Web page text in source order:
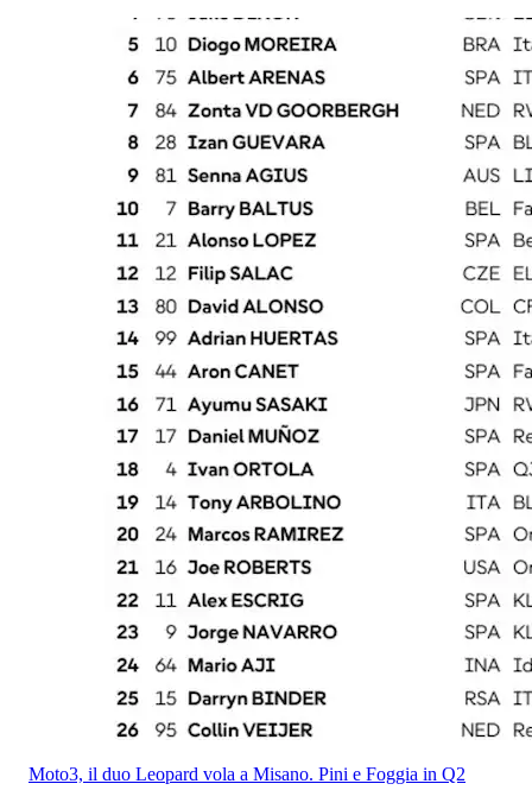
Moto3, il duo Leopard vola a Misano. Pini e Foggia in Q2